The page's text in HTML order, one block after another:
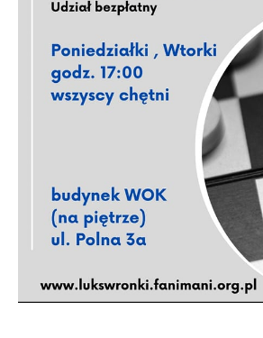
przeglądanej witryny internetowej.
mogą pojawić się na stronach
lub firm będących naszymi
dostawców usług. Firmy te działają
pośredników prezentujących nasze
wiadomości, ofert, komunikatów